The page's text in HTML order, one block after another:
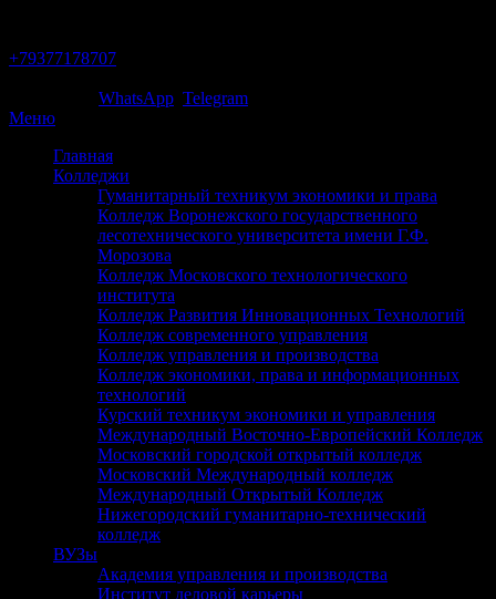
+79377178707
WhatsApp Telegram
Меню
Главная
Колледжи
Гуманитарный техникум экономики и права
Колледж Воронежского государственного
лесотехнического университета имени Г.Ф.
Морозова
Колледж Московского технологического
института
Колледж Развития Инновационных Технологий
Колледж современного управления
Колледж управления и производства
Колледж экономики, права и информационных
технологий
Курский техникум экономики и управления
Международный Восточно-Европейский Колледж
Московский городской открытый колледж
Московский Международный колледж
Международный Открытый Колледж
Нижегородский гуманитарно-технический
колледж
ВУЗы
Академия управления и производства
Институт деловой карьеры